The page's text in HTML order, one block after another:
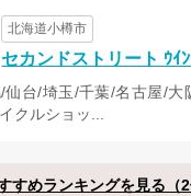
北海道小樽市
セカンドストリート ｳｲ
仙台/埼玉/千葉/名古屋/大
クルショッ...
すめランキングを見る（2